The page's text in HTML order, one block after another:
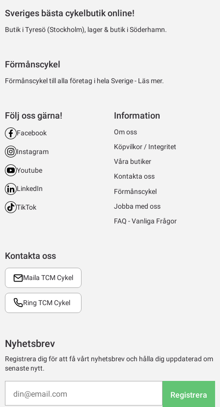
Sveriges bästa cykelbutik online!
Butik i Tyresö (Stockholm), lager & butik i Söderhamn.
Förmånscykel
Förmånscykel till alla företag i hela Sverige - Läs mer.
Kontakta oss
Maila TCM Cykel
Ring TCM Cykel
Följ oss gärna!
Facebook
Instagram
Youtube
LinkedIn
TikTok
Information
Om oss
Köpvilkor / Integritet
Våra butiker
Kontakta oss
Förmånscykel
Jobba med oss
FAQ - Vanliga Frågor
Nyhetsbrev
Registrera dig för att få vårt nyhetsbrev och hålla dig uppdaterad om
senaste nytt.
Registrera